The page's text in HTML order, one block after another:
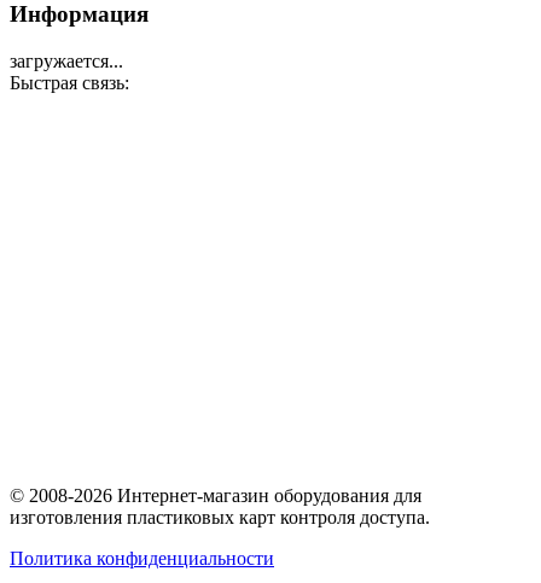
Информация
загружается...
Быстрая связь:
© 2008-2026 Интернет-магазин оборудования для
изготовления пластиковых карт контроля доступа.
Политика конфиденциальности